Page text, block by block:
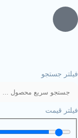
فیلتر جستجو
فیلتر قیمت